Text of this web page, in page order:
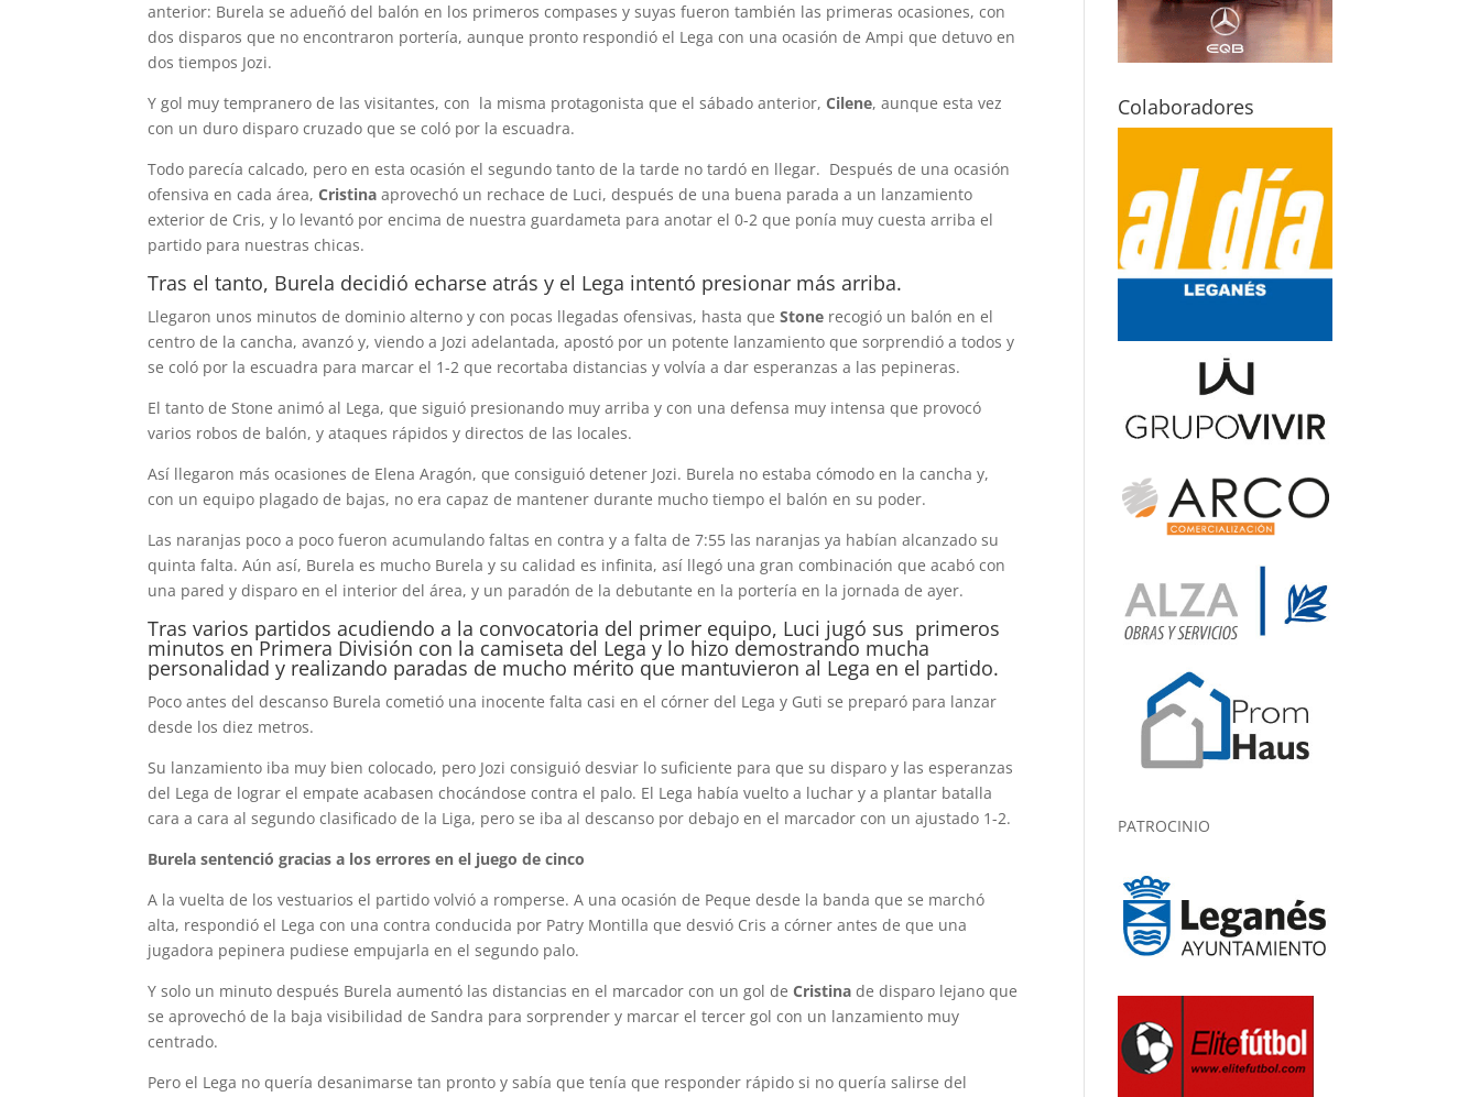
anterior: Burela se adueñó del balón en los primeros compases y suyas fueron también las primeras ocasiones, con
dos disparos que no encontraron portería, aunque pronto respondió el Lega con una ocasión de Ampi que detuvo en
dos tiempos Jozi.
Y gol muy tempranero de las visitantes, con la misma protagonista que el sábado anterior,Cilene, aunque esta vez
con un duro disparo cruzado que se coló por la escuadra.
Todo parecía calcado, pero en esta ocasión el segundo tanto de la tarde no tardó en llegar. Después de una ocasión
ofensiva en cada área,Cristina aprovechó un rechace de Luci, después de una buena parada a un lanzamiento
exterior de Cris, y lo levantó por encima de nuestra guardameta para anotar el 0-2 que ponía muy cuesta arriba el
partido para nuestras chicas.
Tras el tanto, Burela decidió echarse atrás y el Lega intentó presionar más arriba.
Llegaron unos minutos de dominio alterno y con pocas llegadas ofensivas, hasta queStone recogió un balón en el
centro de la cancha, avanzó y, viendo a Jozi adelantada, apostó por un potente lanzamiento que sorprendió a todos y
se coló por la escuadra para marcar el 1-2 que recortaba distancias y volvía a dar esperanzas a las pepineras.
El tanto de Stone animó al Lega, que siguió presionando muy arriba y con una defensa muy intensa que provocó
varios robos de balón, y ataques rápidos y directos de las locales.
Así llegaron más ocasiones de Elena Aragón, que consiguió detener Jozi. Burela no estaba cómodo en la cancha y,
con un equipo plagado de bajas, no era capaz de mantener durante mucho tiempo el balón en su poder.
Las naranjas poco a poco fueron acumulando faltas en contra y a falta de 7:55 las naranjas ya habían alcanzado su
quinta falta. Aún así, Burela es mucho Burela y su calidad es infinita, así llegó una gran combinación que acabó con
una pared y disparo en el interior del área, y un paradón de la debutante en la portería en la jornada de ayer.
Tras varios partidos acudiendo a la convocatoria del primer equipo, Luci jugó sus primeros
minutos en Primera División con la camiseta del Lega y lo hizo demostrando mucha
personalidad y realizando paradas de mucho mérito que mantuvieron al Lega en el partido.
Poco antes del descanso Burela cometió una inocente falta casi en el córner del Lega y Guti se preparó para lanzar
desde los diez metros.
Su lanzamiento iba muy bien colocado, pero Jozi consiguió desviar lo suficiente para que su disparo y las esperanzas
del Lega de lograr el empate acabasen chocándose contra el palo. El Lega había vuelto a luchar y a plantar batalla
cara a cara al segundo clasificado de la Liga, pero se iba al descanso por debajo en el marcador con un ajustado 1-2.
Burela sentenció gracias a los errores en el juego de cinco
A la vuelta de los vestuarios el partido volvió a romperse. A una ocasión de Peque desde la banda que se marchó
alta, respondió el Lega con una contra conducida por Patry Montilla que desvió Cris a córner antes de que una
jugadora pepinera pudiese empujarla en el segundo palo.
Y solo un minuto después Burela aumentó las distancias en el marcador con un gol deCristina de disparo lejano que
se aprovechó de la baja visibilidad de Sandra para sorprender y marcar el tercer gol con un lanzamiento muy
centrado.
Pero el Lega no quería desanimarse tan pronto y sabía que tenía que responder rápido si no quería salirse del
Colaboradores
PATROCINIO